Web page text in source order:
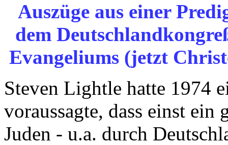
Auszüge aus einer
dem
Evangeliums (jetzt
Steven Lightle hatte 1974
voraussagte, dass einst ein
Juden - u.a. durch